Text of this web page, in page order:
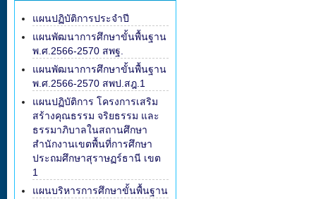
แผนปฏิบัติการประจำปี
แผนพัฒนาการศึกษาขั้นพื้นฐาน
พ.ศ.2566-2570 สพฐ.
แผนพัฒนาการศึกษาขั้นพื้นฐาน
พ.ศ.2566-2570 สพป.สฎ.1
แผนปฏิบัติการ โครงการเสริม
สร้างคุณธรรม จริยธรรม และ
ธรรมาภิบาลในสถานศึกษา
สำนักงานเขตพื้นที่การศึกษา
ประถมศึกษาสุราษฏร์ธานี เขต
1
แผนบริหารการศึกษาขั้นพื้นฐาน